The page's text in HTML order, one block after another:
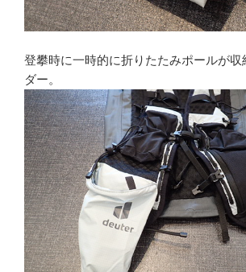
登攀時に一時的に折りたたみポールが
ダー。